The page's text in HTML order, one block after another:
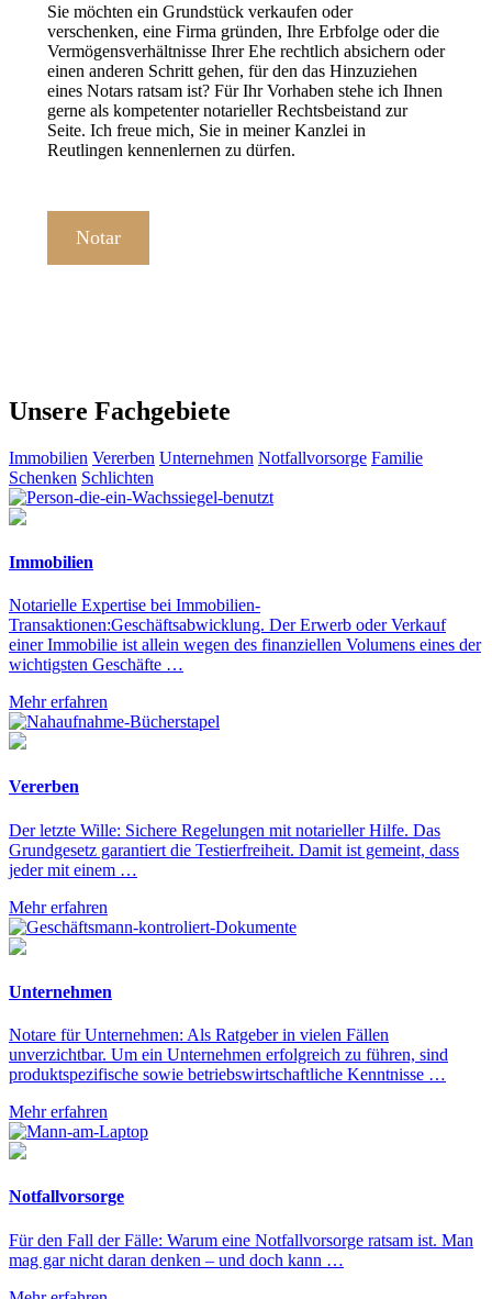
Sie möchten ein Grundstück verkaufen oder
verschenken, eine Firma gründen, Ihre Erbfolge oder die
Vermögensverhältnisse Ihrer Ehe rechtlich absichern oder
einen anderen Schritt gehen, für den das Hinzuziehen
eines Notars ratsam ist? Für Ihr Vorhaben stehe ich Ihnen
gerne als kompetenter notarieller Rechtsbeistand zur
Seite. Ich freue mich, Sie in meiner Kanzlei in
Reutlingen kennenlernen zu dürfen.
Notar
Unsere Fachgebiete
Immobilien Vererben Unternehmen Notfallvorsorge Familie
Schenken Schlichten
Immobilien
Notarielle Expertise bei Immobilien-
Transaktionen:Geschäftsabwicklung. Der Erwerb oder Verkauf
einer Immobilie ist allein wegen des finanziellen Volumens eines der
wichtigsten Geschäfte …
Mehr erfahren
Vererben
Der letzte Wille: Sichere Regelungen mit notarieller Hilfe. Das
Grundgesetz garantiert die Testierfreiheit. Damit ist gemeint, dass
jeder mit einem …
Mehr erfahren
Unternehmen
Notare für Unternehmen: Als Ratgeber in vielen Fällen
unverzichtbar. Um ein Unternehmen erfolgreich zu führen, sind
produktspezifische sowie betriebswirtschaftliche Kenntnisse …
Mehr erfahren
Notfallvorsorge
Für den Fall der Fälle: Warum eine Notfallvorsorge ratsam ist. Man
mag gar nicht daran denken – und doch kann …